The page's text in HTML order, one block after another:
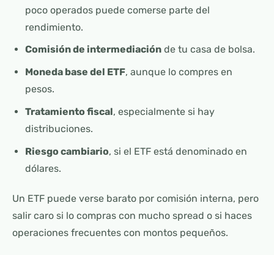
poco operados puede comerse parte del
rendimiento.
Comisión de intermediaciónde tu casa de bolsa.
Moneda base del ETF, aunque lo compres en
pesos.
Tratamiento fiscal, especialmente si hay
distribuciones.
Riesgo cambiario, si el ETF está denominado en
dólares.
Un ETF puede verse barato por comisión interna, pero
salir caro si lo compras con mucho spread o si haces
operaciones frecuentes con montos pequeños.